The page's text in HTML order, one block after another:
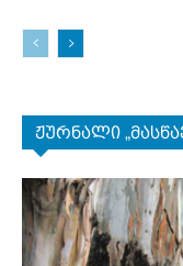
ჟურნალი